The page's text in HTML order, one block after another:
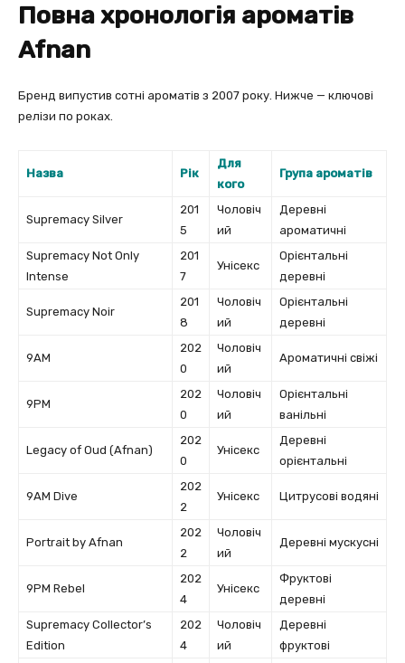
Повна хронологія ароматів
Afnan
Бренд випустив сотні ароматів з 2007 року. Нижче — ключові
релізи по роках.
Назва Рік
Для
кого
Група ароматів
Supremacy Silver
201
5
Чоловіч
ий
Деревні
ароматичні
Supremacy Not Only
Intense
201
7
Унісекс
Орієнтальні
деревні
Supremacy Noir
201
8
Чоловіч
ий
Орієнтальні
деревні
9AM
202
0
Чоловіч
ий
Ароматичні свіжі
9PM
202
0
Чоловіч
ий
Орієнтальні
ванільні
Legacy of Oud (Afnan)
202
0
Унісекс
Деревні
орієнтальні
9AM Dive
202
2
Унісекс Цитрусові водяні
Portrait by Afnan
202
2
Чоловіч
ий
Деревні мускусні
9PM Rebel
202
4
Унісекс
Фруктові
деревні
Supremacy Collector’s
Edition
202
4
Чоловіч
ий
Деревні
фруктові